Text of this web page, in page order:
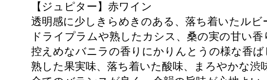
【ジュピター】赤ワイン
透明感に少しきらめきのある、落ち着いたルビ
ドライプラムや熟したカシス、桑の実の甘い香
控えめなバニラの香りにかりんとうの様な香
熟した果実味、落ち着いた酸味、まろやかな渋